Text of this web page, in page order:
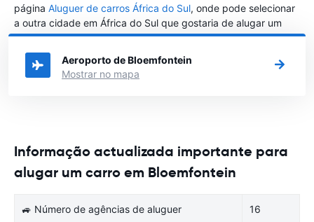
página Aluguer de carros África do Sul, onde pode selecionar
a outra cidade em África do Sul que gostaria de alugar um
carro
Aeroporto de Bloemfontein
Mostrar no mapa
Informação actualizada importante para
alugar um carro em Bloemfontein
🚙 Número de agências de aluguer 16